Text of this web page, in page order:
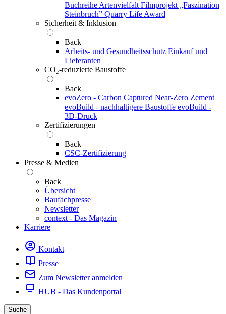
Buchreihe Artenvielfalt Filmprojekt „Faszination
Steinbruch” Quarry Life Award
Sicherheit & Inklusion
Back
Arbeits- und Gesundheitsschutz Einkauf und
Lieferanten
CO₂-reduzierte Baustoffe
Back
evoZero - Carbon Captured Near-Zero Zement
evoBuild - nachhaltigere Baustoffe evoBuild -
3D-Druck
Zertifizierungen
Back
CSC-Zertifizierung
Presse & Medien
Back
Übersicht
Baufachpresse
Newsletter
context - Das Magazin
Karriere
Kontakt
Presse
Zum Newsletter anmelden
HUB - Das Kundenportal
Suche